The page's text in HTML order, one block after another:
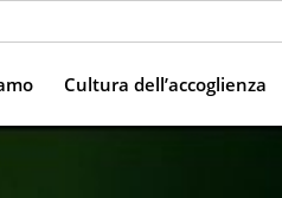
Cultura dell’accoglienza